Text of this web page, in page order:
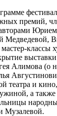
премий,
классы
Алимова (о
театра и
а также
Музалевой.